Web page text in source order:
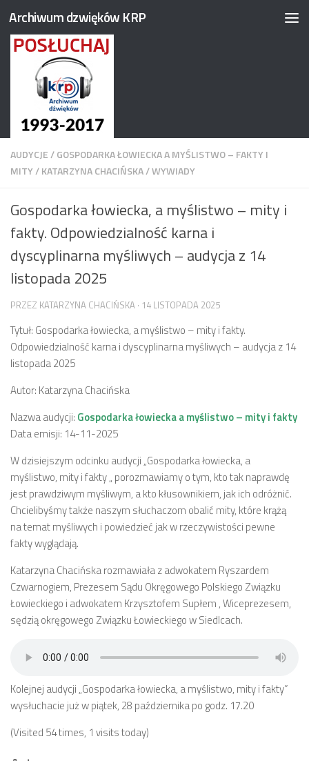
Przejdź do treści
Archiwum dzwięków KRP
AUDYCJE/GOSPODARKA ŁOWIECKA A MYŚLISTWO – FAKTY I
MITY/KATARZYNA CHACIŃSKA/WYWIADY
Gospodarka łowiecka, a myślistwo – mity i
fakty. Odpowiedzialność karna i
dyscyplinarna myśliwych – audycja z 14
listopada 2025
PRZEZ KATARZYNA CHACIŃSKA · 14 LISTOPADA 2025
Tytuł: Gospodarka łowiecka, a myślistwo – mity i fakty.
Odpowiedzialność karna i dyscyplinarna myśliwych – audycja z 14
listopada 2025
Autor: Katarzyna Chacińska
Nazwa audycji: Gospodarka łowiecka a myślistwo – mity i fakty
Data emisji: 14-11-2025
W dzisiejszym odcinku audycji „Gospodarka łowiecka, a
myślistwo, mity i fakty „ porozmawiamy o tym, kto tak naprawdę
jest prawdziwym myśliwym, a kto kłusownikiem, jak ich odróżnić.
Chcielibyśmy także naszym słuchaczom obalić mity, które krążą
na temat myśliwych i powiedzieć jak w rzeczywistości pewne
fakty wyglądają.
Katarzyna Chacińska rozmawiała z adwokatem Ryszardem
Czwarnogiem, Prezesem Sądu Okręgowego Polskiego Związku
Łowieckiego i adwokatem Krzysztofem Supłem , Wiceprezesem,
sędzią okręgowego Związku Łowieckiego w Siedlcach.
Kolejnej audycji „Gospodarka łowiecka, a myślistwo, mity i fakty”
wysłuchacie już w piątek, 28 października po godz. 17.20
(Visited 54 times, 1 visits today)